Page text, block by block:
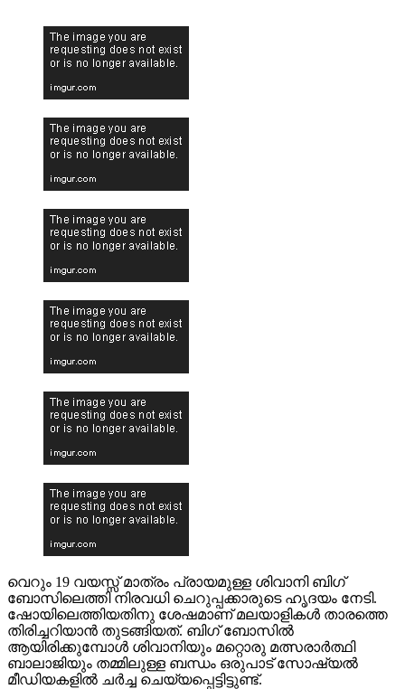
വെറും 19 വയസ്സ് മാത്രം പ്രായമുള്ള ശിവാനി ബിഗ്
ബോസിലെത്തി നിരവധി ചെറുപ്പക്കാരുടെ ഹൃദയം നേടി.
ഷോയിലെത്തിയതിനു ശേഷമാണ് മലയാളികൾ താരത്തെ
തിരിച്ചറിയാൻ തുടങ്ങിയത്. ബിഗ് ബോസിൽ
ആയിരിക്കുമ്പോൾ ശിവാനിയും മറ്റൊരു മത്സരാർത്ഥി
ബാലാജിയും തമ്മിലുള്ള ബന്ധം ഒരുപാട് സോഷ്യൽ
മീഡിയകളിൽ ചർച്ച ചെയ്യപ്പെട്ടിട്ടുണ്ട്.